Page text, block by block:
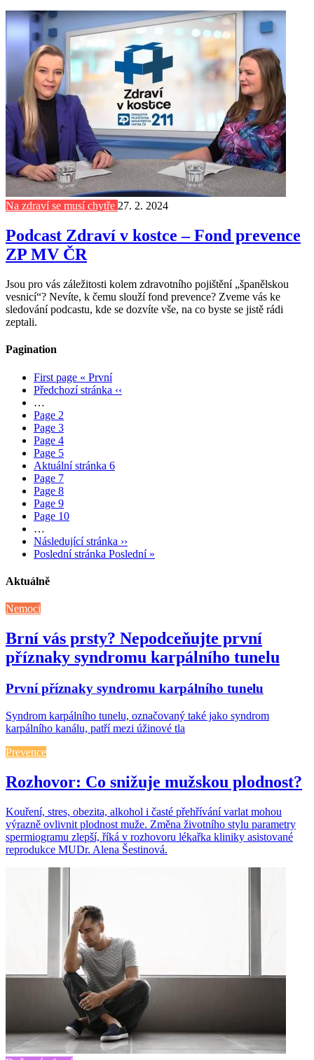
Na zdraví se musí chytře 27. 2. 2024
Podcast Zdraví v kostce – Fond prevence
ZP MV ČR
Jsou pro vás záležitosti kolem zdravotního pojištění „španělskou
vesnicí“? Nevíte, k čemu slouží fond prevence? Zveme vás ke
sledování podcastu, kde se dozvíte vše, na co byste se jistě rádi
zeptali.
Pagination
First page « První
Předchozí stránka ‹‹
…
Page 2
Page 3
Page 4
Page 5
Aktuální stránka 6
Page 7
Page 8
Page 9
Page 10
…
Následující stránka ››
Poslední stránka Poslední »
Aktuálně
Nemoci
Brní vás prsty? Nepodceňujte první
příznaky syndromu karpálního tunelu
První příznaky syndromu karpálního tunelu
Syndrom karpálního tunelu, označovaný také jako syndrom
karpálního kanálu, patří mezi úžinové tla
Prevence
Rozhovor: Co snižuje mužskou plodnost?
Kouření, stres, obezita, alkohol i časté přehřívání varlat mohou
výrazně ovlivnit plodnost muže. Změna životního stylu parametry
spermiogramu zlepší, říká v rozhovoru lékařka kliniky asistované
reprodukce MUDr. Alena Šestinová.